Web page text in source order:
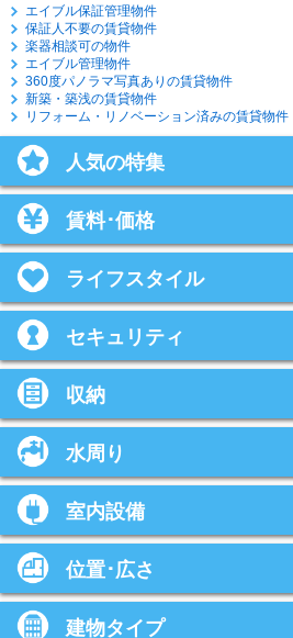
エイブル保証管理物件
保証人不要の賃貸物件
楽器相談可の物件
エイブル管理物件
360度パノラマ写真ありの賃貸物件
新築・築浅の賃貸物件
リフォーム・リノベーション済みの賃貸物件
人気の特集
賃料･価格
ライフスタイル
セキュリティ
収納
水周り
室内設備
位置･広さ
建物タイプ